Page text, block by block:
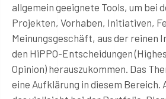
allgemein geeignete Tools, um bei
Projekten, Vorhaben, Initiativen,
Meinungsgeschäft, aus der reinen
den HiPPO-Entscheidungen
Opinion) herauszukommen. Das
eine Aufklärung in diesem Bereich.